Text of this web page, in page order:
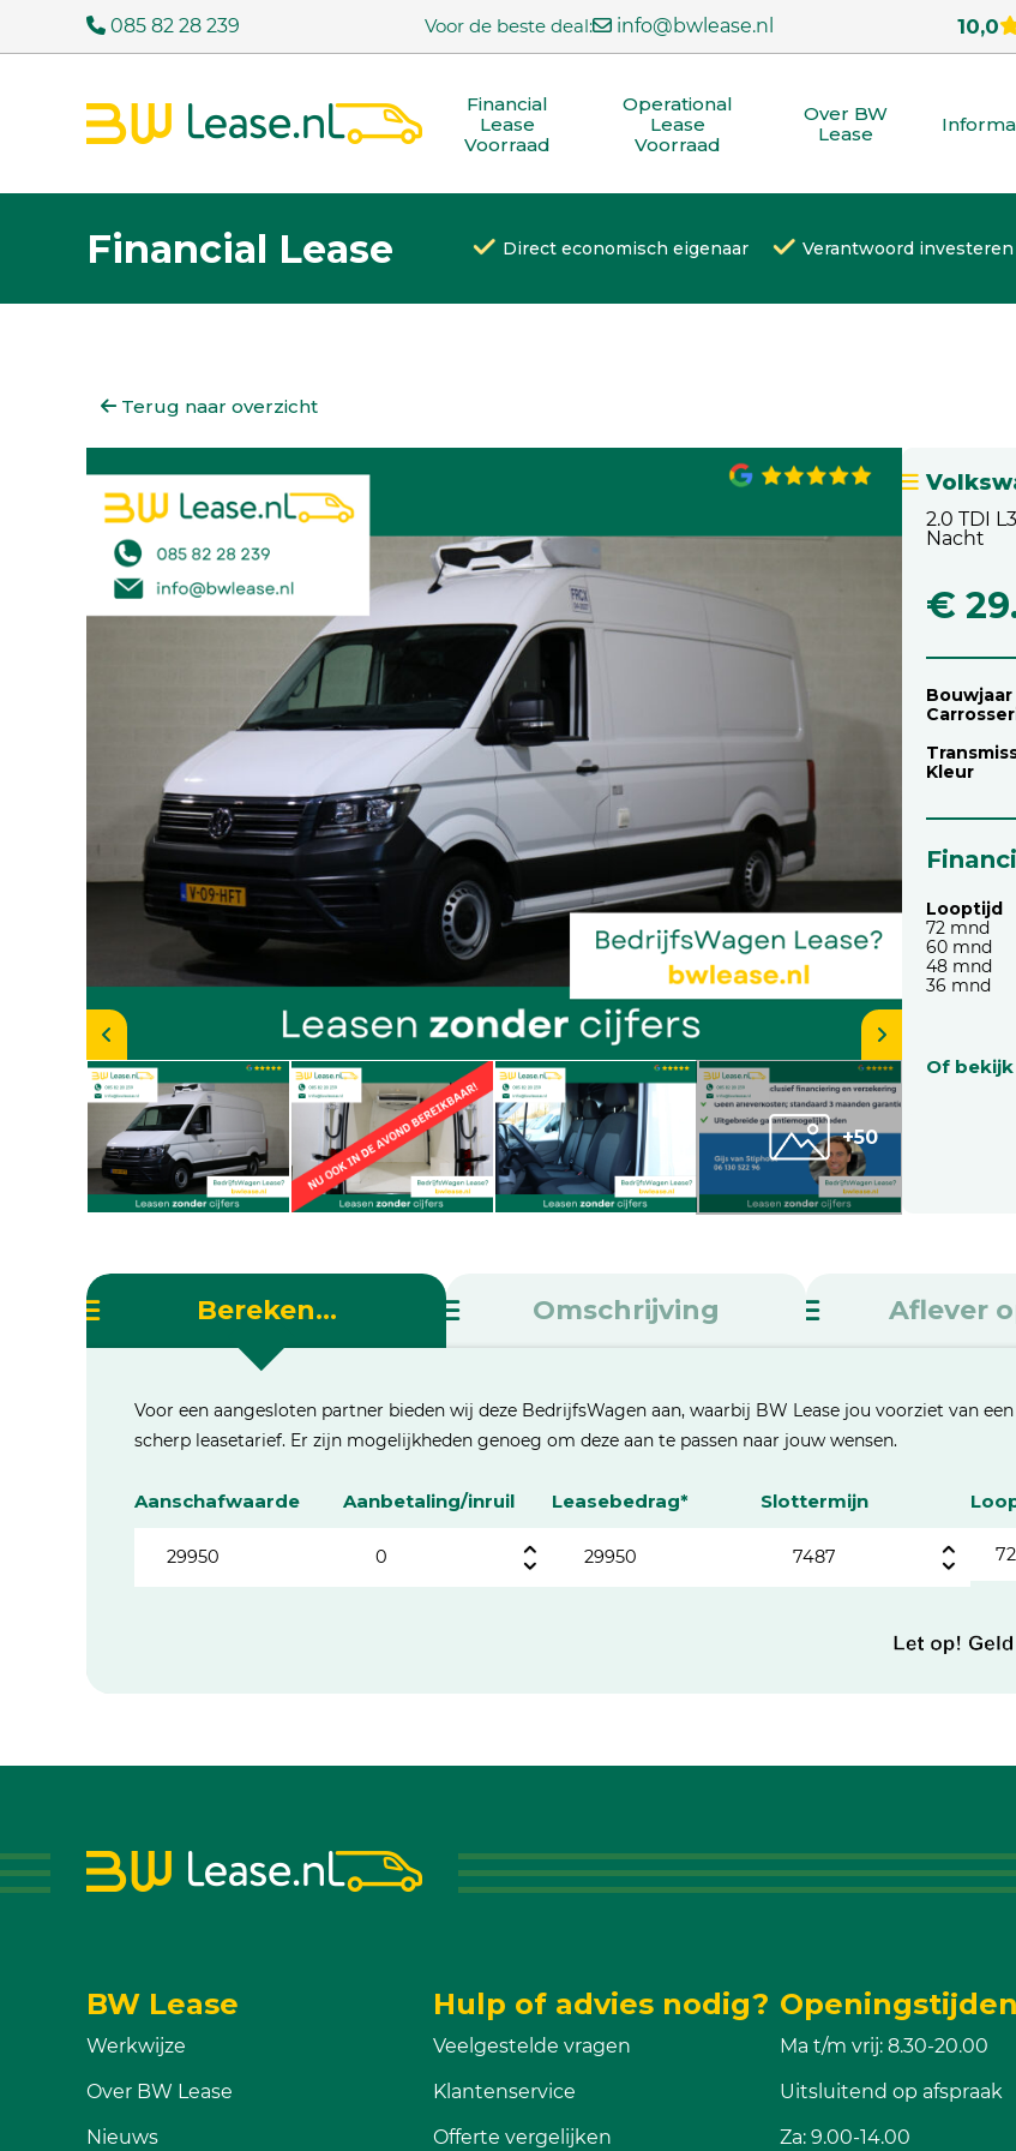
085 82 28 239 Voor de beste deal: info@bwlease.nl 10,0
Financial
Lease
Voorraad
Operational
Lease
Voorraad
Over BW
Lease
Financial Lease Direct economisch eigenaar Verantwoord investeren
Terug naar overzicht
+50
2.0 TDI
Nacht
€
Bouwjaar
Kleur
Looptijd
72 mnd
60 mnd
48 mnd
36 mnd
Of
Bereken... Omschrijving Aflever
Voor een aangesloten partner bieden wij deze BedrijfsWagen aan, waarbij BW Lease jou voorziet van een
scherp leasetarief. Er zijn mogelijkheden genoeg om deze aan te passen naar jouw wensen.
Aanschafwaarde Aanbetaling/inruil Leasebedrag* Slottermijn
BW Lease
Werkwijze
Over BW Lease
Nieuws
Hulp of advies nodig?
Veelgestelde vragen
Klantenservice
Offerte vergelijken
Openingstijden
Ma t/m vrij: 8.30-20.00
Uitsluitend op afspraak
Za: 9.00-14.00